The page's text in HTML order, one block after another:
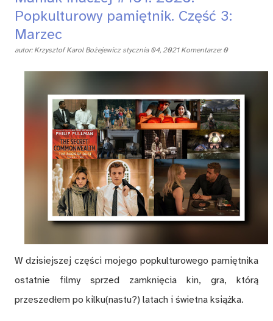
Popkulturowy pamiętnik. Część 3:
Marzec
autor:Krzysztof Karol Bożejewicz stycznia 04, 2021 Komentarze: 0
W dzisiejszej części mojego popkulturowego pamiętnika
ostatnie filmy sprzed zamknięcia kin, gra, którą
przeszedłem po kilku(nastu?) latach i świetna książka.